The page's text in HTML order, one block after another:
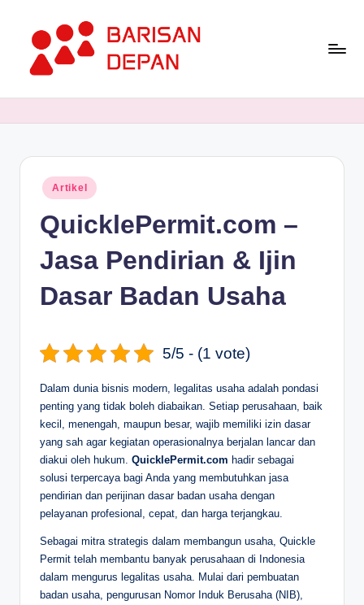
content
B
D
Terupdate
Posted
in
Artikel
QuicklePermit.com –
Jasa Pendirian & Ijin
Dasar Badan Usaha
5/5 - (1 vote)
Dalam dunia bisnis modern, legalitas usaha adalah pondasi
penting yang tidak boleh diabaikan. Setiap perusahaan, baik
kecil, menengah, maupun besar, wajib memiliki izin dasar
yang sah agar kegiatan operasionalnya berjalan lancar dan
diakui oleh hukum. QuicklePermit.com hadir sebagai
solusi terpercaya bagi Anda yang membutuhkan jasa
pendirian dan perijinan dasar badan usaha dengan
pelayanan profesional, cepat, dan harga terjangkau.
Sebagai mitra strategis dalam membangun usaha, Quickle
Permit telah membantu banyak perusahaan di Indonesia
dalam mengurus legalitas usaha. Mulai dari pembuatan
badan usaha, pengurusan Nomor Induk Berusaha (NIB),